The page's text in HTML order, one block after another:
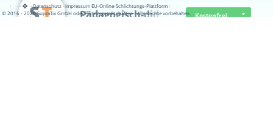
Pädagogisch-did… Kostenfrei
· · ·Datenschutz·Impressum EU-Online-Schlichtungs-Plattform·
© 2016 - 2026 SupraTix GmbH oder Partnergesellschaften - Alle Rechte vorbehalten.